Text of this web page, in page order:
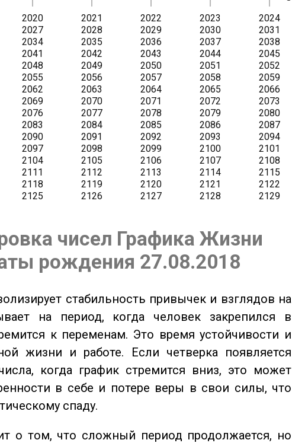
чисел Графика Жизни
рождения 27.08.2018
стабильность привычек и взглядов на
на период, когда человек закрепился в
к переменам. Это время устойчивости и
жизни и работе. Если четверка появляется
когда график стремится вниз, это может
в себе и потере веры в свои силы, что
спаду.
о том, что сложный период продолжается, но